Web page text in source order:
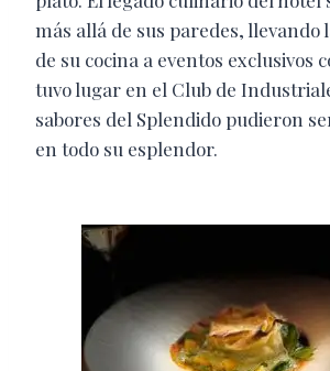
más allá de sus paredes, llevando
de su cocina a eventos exclusivos
tuvo lugar en el Club de
sabores del Splendido pudieron
en todo su esplendor.